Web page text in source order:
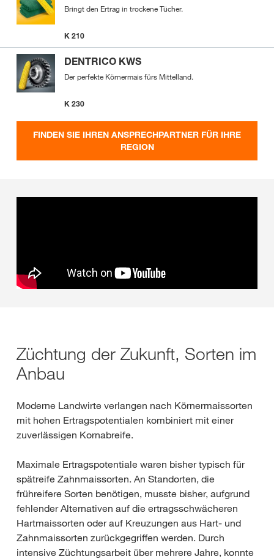
Bringt den Ertrag in trockene Tücher.
K 210
DENTRICO KWS
Der perfekte Körnermais fürs Mittelland.
K 230
FINDEN SIE IHREN ANSPRECHPARTNER FÜR IHRE
REGION
Züchtung der Zukunft, Sorten im
Anbau
Moderne Landwirte verlangen nach Körnermaissorten
mit hohen Ertragspotentialen kombiniert mit einer
zuverlässigen Kornabreife.
Maximale Ertragspotentiale waren bisher typisch für
spätreife Zahnmaissorten. An Standorten, die
frühreifere Sorten benötigen, musste bisher, aufgrund
fehlender Alternativen auf die ertragsschwächeren
Hartmaissorten oder auf Kreuzungen aus Hart- und
Zahnmaissorten zurückgegriffen werden. Durch
intensive Züchtungsarbeit über mehrere Jahre, konnte